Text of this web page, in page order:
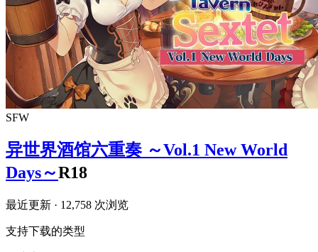
SFW
异世界酒馆六重奏 ～Vol.1 New World
Days～R18
最近更新 · 12,758 次浏览
支持下载的类型